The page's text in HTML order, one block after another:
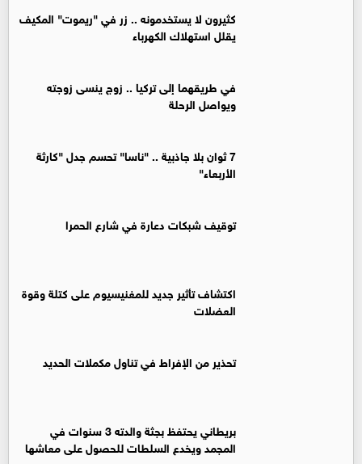
كثيرون لا يستخدمونه .. زر في "ريموت" المكيف
يقلل استهلاك الكهرباء
في طريقهما إلى تركيا .. زوج ينسى زوجته
ويواصل الرحلة
7 ثوان بلا جاذبية .. "ناسا" تحسم جدل "كارثة
الأربعاء"
توقيف شبكات دعارة في شارع الحمرا
اكتشاف تأثير جديد للمغنيسيوم على كتلة وقوة
العضلات
تحذير من الإفراط في تناول مكملات الحديد
بريطاني يحتفظ بجثة والدته 3 سنوات في
المجمد ويخدع السلطات للحصول على معاشها